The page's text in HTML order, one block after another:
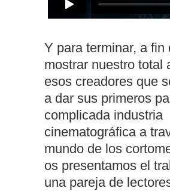
Y para terminar, a fin
mostrar nuestro total
esos creadores que
a dar sus primeros
complicada industria
cinematográfica a
mundo de los
os presentamos el
una pareja de